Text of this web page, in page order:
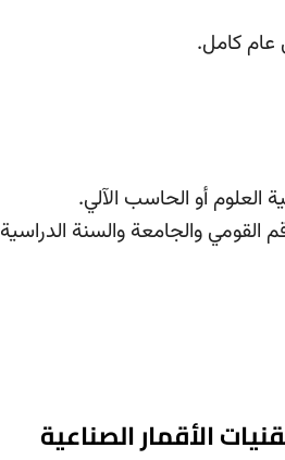
عام كامل.
أو الحاسب الآلي.
القومي والجامعة والسنة الدراسية